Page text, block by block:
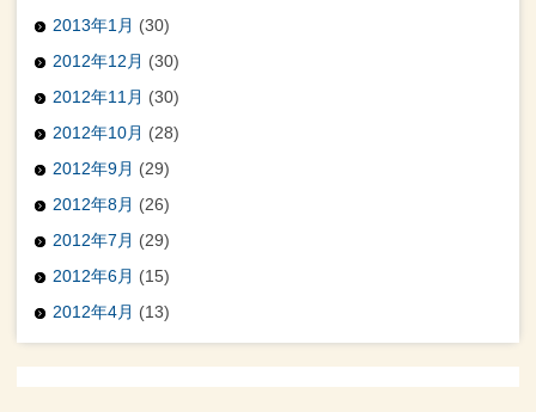
2013年1月 (30)
2012年12月 (30)
2012年11月 (30)
2012年10月 (28)
2012年9月 (29)
2012年8月 (26)
2012年7月 (29)
2012年6月 (15)
2012年4月 (13)